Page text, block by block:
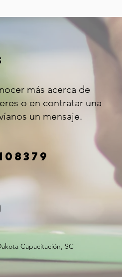
más acerca de
o en contratar una
un mensaje.
Capacitación, SC